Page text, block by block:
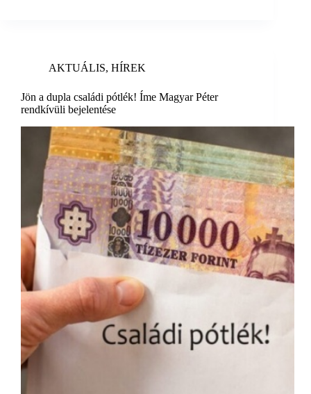
AKTUÁLIS, HÍREK
Jön a dupla családi pótlék! Íme Magyar Péter
rendkívüli bejelentése